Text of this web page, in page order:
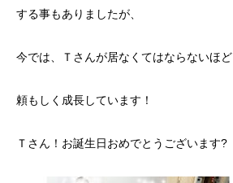
する事もありましたが、
今では、Ｔさんが居なくてはならないほど
頼もしく成長しています！
Ｔさん！お誕生日おめでとうございます?